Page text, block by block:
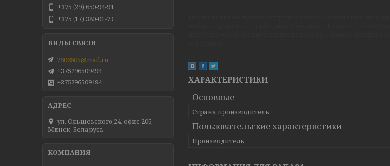
ХАРАКТЕРИСТИКИ
Основные
Страна производитель
Пользовательские характеристики
Производитель
+375 (29) 650-94-94
+375 (17) 380-01-79
7606505@mail.ru
+375296509494
+375296509494
ул. Ольшевского,24, офис 206,
Минск, Беларусь